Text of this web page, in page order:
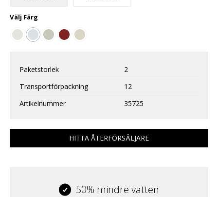
Välj Färg
Paketstorlek
2
Transportförpackning
12
Artikelnummer
35725
HITTA ÅTERFÖRSÄLJARE
50% mindre vatten